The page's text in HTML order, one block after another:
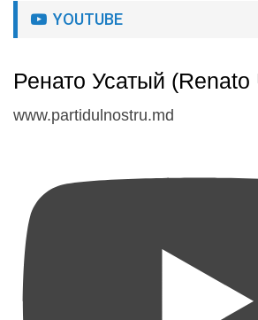
YOUTUBE
Ренато Усатый (Renato
www.partidulnostru.md